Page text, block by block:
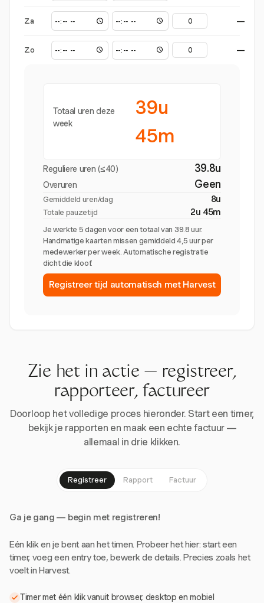
Za —
Zo —
Totaal uren deze
week
39u
45m
Reguliere uren (≤40) 39.8u
Overuren Geen
Gemiddeld uren/dag 8u
Totale pauzetijd 2u 45m
Je werkte 5 dagen voor een totaal van 39.8 uur.
Handmatige kaarten missen gemiddeld 4,5 uur per
medewerker per week. Automatische registratie
dicht die kloof.
Registreer tijd automatisch met Harvest
Zie het in actie — registreer,
rapporteer, factureer
Doorloop het volledige proces hieronder. Start een timer,
bekijk je rapporten en maak een echte factuur —
allemaal in drie klikken.
Registreer Rapport Factuur
Ga je gang — begin met registreren!
Eén klik en je bent aan het timen. Probeer het hier: start een
timer, voeg een entry toe, bewerk de details. Precies zoals het
voelt in Harvest.
Timer met één klik vanuit browser, desktop en mobiel